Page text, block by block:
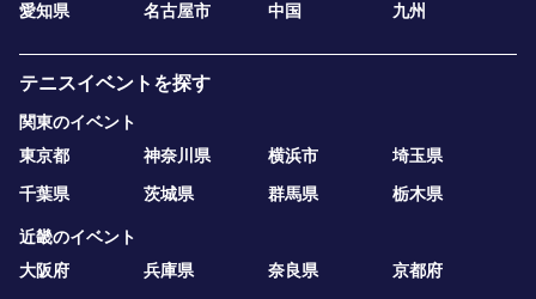
愛知県
名古屋市 中国 九州
テニスイベントを探す
関東のイベント
東京都
神奈川県 横浜市
埼玉県
千葉県
茨城県 群馬県 栃木県
近畿のイベント
大阪府
兵庫県 奈良県
京都府